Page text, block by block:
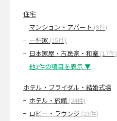
住宅
マンション・アパート (9件)
一軒家 (15件)
日本家屋・古民家・和室 (17件)
他3件の項目を表示 ▼
ホテル・ブライダル・結婚式場
ホテル・旅館 (24件)
ロビー・ラウンジ (23件)